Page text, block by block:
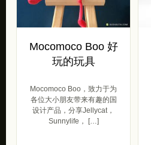
Mocomoco Boo 好
玩的玩具
Mocomoco Boo，致力于为
各位大小朋友带来有趣的国
设计产品，分享Jellycat，
Sunnylife， […]